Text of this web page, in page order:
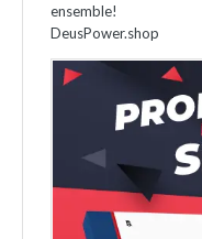
ensemble!
DeusPower.shop